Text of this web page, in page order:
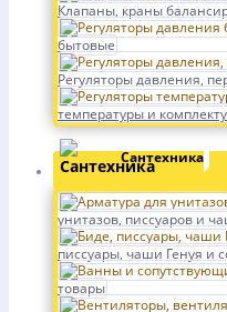
Клапаны, краны
бытовые
Регуляторы давления,
температуры и
Сантехника
унитазов, писсуаров и
писсуары, чаши Генуя и
товары